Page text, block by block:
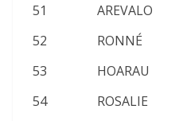
51
AREVALO
52
RONNÉ
53
HOARAU
54
ROSALIE